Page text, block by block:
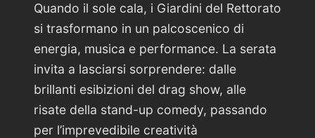
Quando il sole cala, i Giardini del Rettorato
si trasformano in un palcoscenico di
energia, musica e performance. La serata
invita a lasciarsi sorprendere: dalle
brillanti esibizioni del drag show, alle
risate della stand-up comedy, passando
per l’imprevedibile creatività